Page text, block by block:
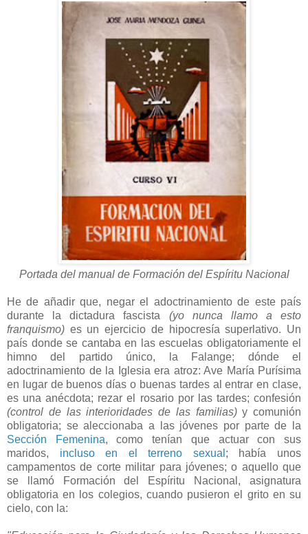
Portada del manual de Formación del Espíritu Nacional
He de añadir que, negar el adoctrinamiento de este país
durante la dictadura fascista (yo nunca llamo a esto
franquismo) es un ejercicio de hipocresía superlativo. Un
país donde se cantaba en las escuelas obligatoriamente el
himno del partido único, la Falange; dónde el
adoctrinamiento de la Iglesia era atroz: Ave María Purísima
en lugar de buenos días o buenas tardes al entrar en clase,
es una anécdota; rezar el rosario por las tardes; confesión
(control de las interioridades de las familias)y comunión
obligatoria; se aleccionaba a las jóvenes por parte de la
Sección Femenina, como tenían que actuar con sus
maridos, incluso en el terreno sexual ; había unos
campamentos de corte militar para jóvenes; o aquello que
se llamó Formación del Espíritu Nacional, asignatura
obligatoria en los colegios, cuando pusieron el grito en su
cielo, con la: